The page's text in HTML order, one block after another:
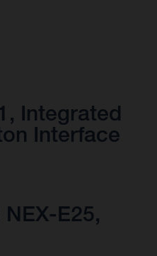
Integrated
Interface
E25,